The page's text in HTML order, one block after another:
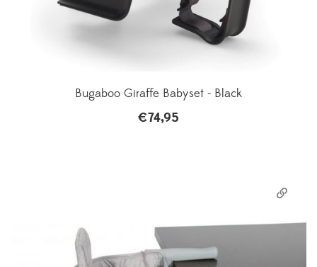
Bugaboo Giraffe Babyset - Black
€74,95